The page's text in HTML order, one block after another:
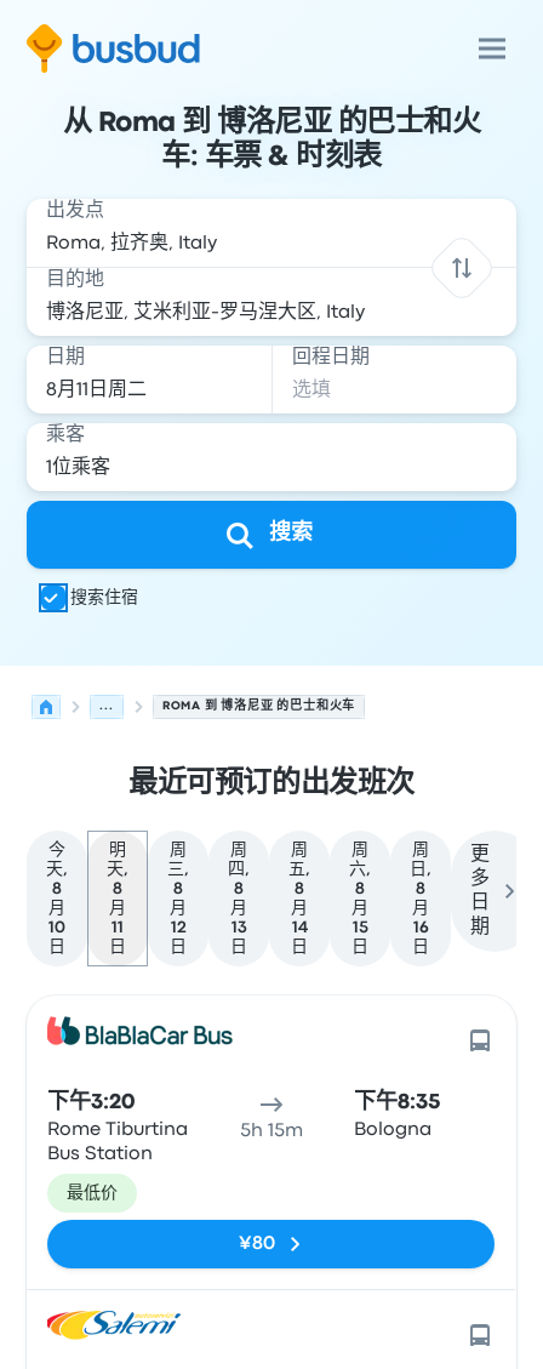
从 Roma 到 博洛尼亚 的巴士和火
车: 车票 & 时刻表
出发点
目的地
日期 回程日期
乘客
搜索
搜索住宿
... ROMA 到 博洛尼亚 的巴士和火车
最近可预订的出发班次
今
天,
8
月
10
日
明
天,
8
月
11
日
周
三,
8
月
12
日
周
四,
8
月
13
日
周
五,
8
月
14
日
周
六,
8
月
15
日
周
日,
8
月
16
日
更
多
日
期
下午3:20
Rome Tiburtina
Bus Station
5h 15m
下午8:35
Bologna
最低价
¥80